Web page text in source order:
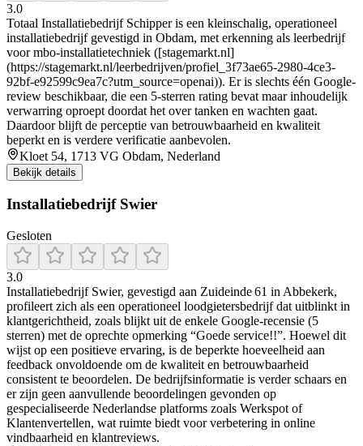
3.0
Totaal Installatiebedrijf Schipper is een kleinschalig, operationeel
installatiebedrijf gevestigd in Obdam, met erkenning als leerbedrijf
voor mbo-installatietechniek ([stagemarkt.nl]
(https://stagemarkt.nl/leerbedrijven/profiel_3f73ae65-2980-4ce3-
92bf-e92599c9ea7c?utm_source=openai)). Er is slechts één Google-
review beschikbaar, die een 5‑sterren rating bevat maar inhoudelijk
verwarring oproept doordat het over tanken en wachten gaat.
Daardoor blijft de perceptie van betrouwbaarheid en kwaliteit
beperkt en is verdere verificatie aanbevolen.
Kloet 54, 1713 VG Obdam, Nederland
Bekijk details
Installatiebedrijf Swier
Gesloten
3.0
Installatiebedrijf Swier, gevestigd aan Zuideinde 61 in Abbekerk,
profileert zich als een operationeel loodgietersbedrijf dat uitblinkt in
klantgerichtheid, zoals blijkt uit de enkele Google-recensie (5
sterren) met de oprechte opmerking “Goede service!!”. Hoewel dit
wijst op een positieve ervaring, is de beperkte hoeveelheid aan
feedback onvoldoende om de kwaliteit en betrouwbaarheid
consistent te beoordelen. De bedrijfsinformatie is verder schaars en
er zijn geen aanvullende beoordelingen gevonden op
gespecialiseerde Nederlandse platforms zoals Werkspot of
Klantenvertellen, wat ruimte biedt voor verbetering in online
vindbaarheid en klantreviews.